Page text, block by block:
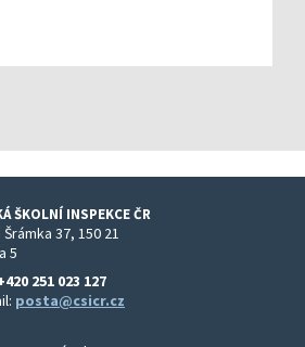
ŠKOLNÍ INSPEKCE ČR
Šrámka 37, 150 21
5
251 023 127
posta@csicr.cz